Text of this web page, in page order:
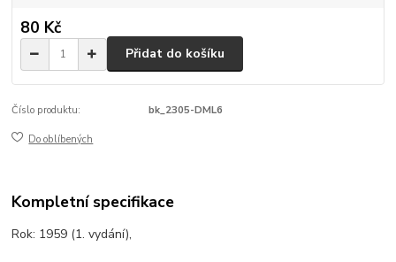
80 Kč
Přidat do košíku
Číslo produktu: bk_2305-DML6
Do oblíbených
Kompletní specifikace
Rok: 1959 (1. vydání),